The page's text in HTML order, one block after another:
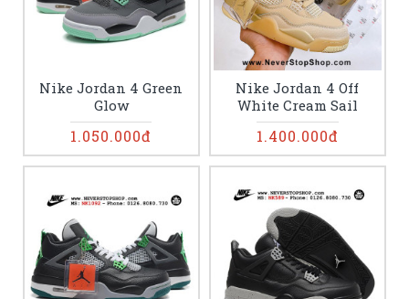
Nike Jordan 4 Green
Glow
1.050.000đ
Nike Jordan 4 Off
White Cream Sail
1.400.000đ